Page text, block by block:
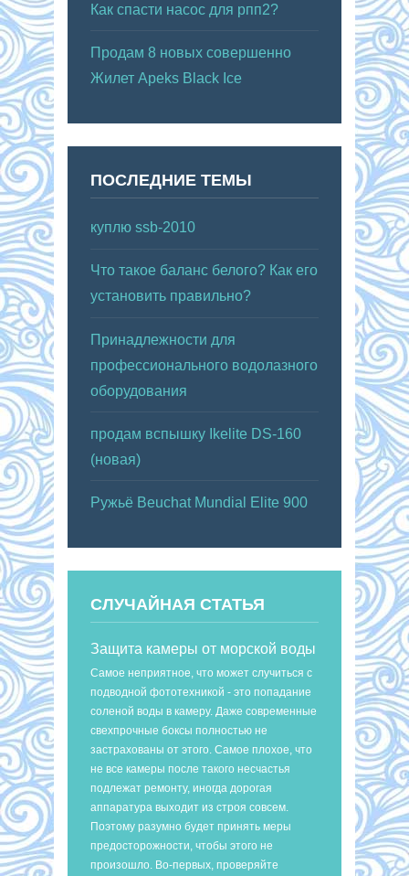
Как спасти насос для рпп2?
Продам 8 новых совершенно
Жилет Apeks Black Ice
ПОСЛЕДНИЕ ТЕМЫ
куплю ssb-2010
Что такое баланс белого? Как его
установить правильно?
Принадлежности для
профессионального водолазного
оборудования
продам вспышку Ikelite DS-160
(новая)
Ружьё Beuchat Mundial Elite 900
СЛУЧАЙНАЯ СТАТЬЯ
Защита камеры от морской воды
Самое неприятное, что может случиться с
подводной фототехникой - это попадание
соленой воды в камеру. Даже современные
свехпрочные боксы полностью не
застрахованы от этого. Самое плохое, что
не все камеры после такого несчастья
подлежат ремонту, иногда дорогая
аппаратура выходит из строя совсем.
Поэтому разумно будет принять меры
предосторожности, чтобы этого не
произошло. Во-первых, проверяйте